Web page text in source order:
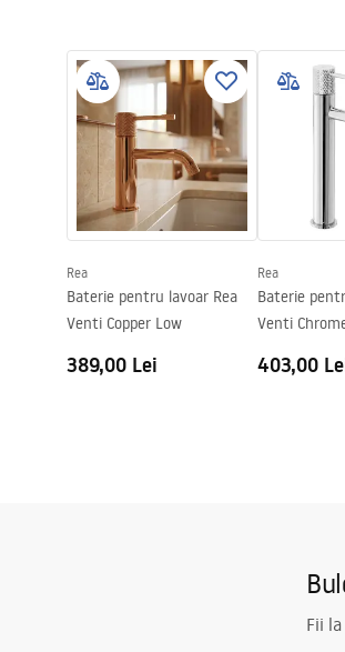
Material
Lungimea gurii
Inalime
Tehnologia de acoperire
Diametru pentru conectare
Garantie
Faucet.pdf
Pielęgnacja
Pielęgnacja.pdf
Rea
Baterie pentru lavoar Rea
Venti Copper Low
389,00 Lei
Rea
Baterie
Venti
403,00
Fii